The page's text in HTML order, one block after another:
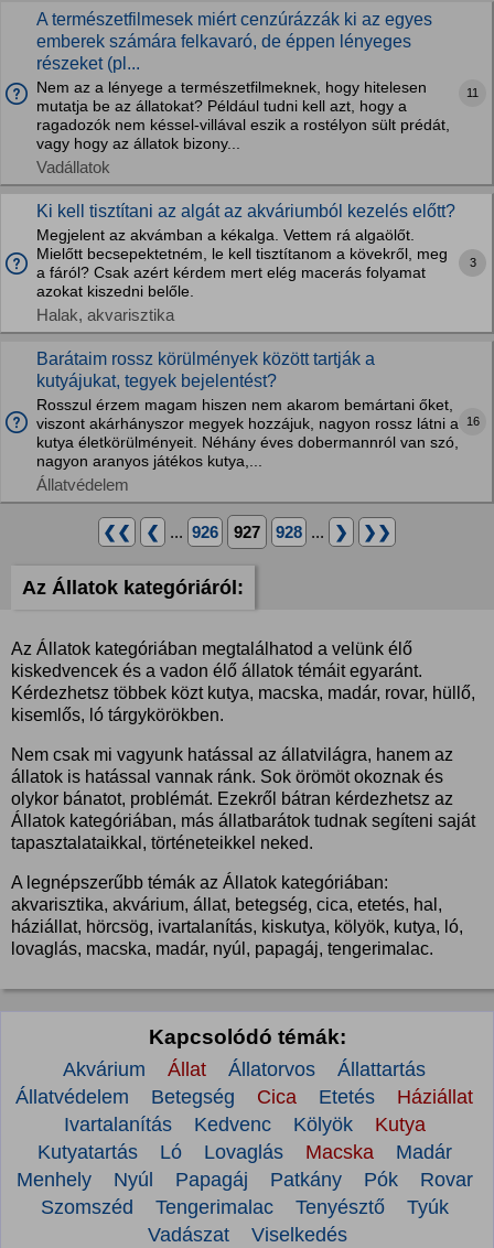
A természetfilmesek miért cenzúrázzák ki az egyes
emberek számára felkavaró, de éppen lényeges
részeket (pl...
Nem az a lényege a természetfilmeknek, hogy hitelesen
mutatja be az állatokat? Például tudni kell azt, hogy a
ragadozók nem késsel-villával eszik a rostélyon sült prédát,
vagy hogy az állatok bizony...
Vadállatok
11
Ki kell tisztítani az algát az akváriumból kezelés előtt?
Megjelent az akvámban a kékalga. Vettem rá algaölőt.
Mielőtt becsepektetném, le kell tisztítanom a kövekről, meg
a fáról? Csak azért kérdem mert elég macerás folyamat
azokat kiszedni belőle.
Halak, akvarisztika
3
Barátaim rossz körülmények között tartják a
kutyájukat, tegyek bejelentést?
Rosszul érzem magam hiszen nem akarom bemártani őket,
viszont akárhányszor megyek hozzájuk, nagyon rossz látni a
kutya életkörülményeit. Néhány éves dobermannról van szó,
nagyon aranyos játékos kutya,...
Állatvédelem
16
❮❮ ❮ ... 926 927 928 ... ❯ ❯❯
Az Állatok kategóriáról:
Az Állatok kategóriában megtalálhatod a velünk élő
kiskedvencek és a vadon élő állatok témáit egyaránt.
Kérdezhetsz többek közt kutya, macska, madár, rovar, hüllő,
kisemlős, ló tárgykörökben.
Nem csak mi vagyunk hatással az állatvilágra, hanem az
állatok is hatással vannak ránk. Sok örömöt okoznak és
olykor bánatot, problémát. Ezekről bátran kérdezhetsz az
Állatok kategóriában, más állatbarátok tudnak segíteni saját
tapasztalataikkal, történeteikkel neked.
A legnépszerűbb témák az Állatok kategóriában:
akvarisztika, akvárium, állat, betegség, cica, etetés, hal,
háziállat, hörcsög, ivartalanítás, kiskutya, kölyök, kutya, ló,
lovaglás, macska, madár, nyúl, papagáj, tengerimalac.
Kapcsolódó témák:
Akvárium Állat Állatorvos
Állattartás
Állatvédelem
Betegség Cica Etetés
Háziállat
Ivartalanítás
Kedvenc Kölyök
Kutya
Kutyatartás
Ló Lovaglás Macska
Madár
Menhely
Nyúl Papagáj Patkány Pók
Rovar
Szomszéd
Tengerimalac Tenyésztő
Tyúk
Vadászat
Viselkedés